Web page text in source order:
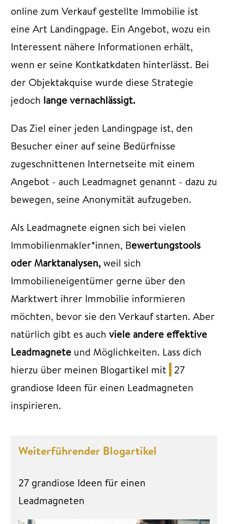
online zum Verkauf gestellte Immobilie ist
eine Art Landingpage. Ein Angebot, wozu ein
Interessent nähere Informationen erhält,
wenn er seine Kontkatkdaten hinterlässt. Bei
der Objektakquise wurde diese Strategie
jedoch lange vernachlässigt.
Das Ziel einer jeden Landingpage ist, den
Besucher einer auf seine Bedürfnisse
zugeschnittenen Internetseite mit einem
Angebot - auch Leadmagnet genannt - dazu zu
bewegen, seine Anonymität aufzugeben.
Als Leadmagnete eignen sich bei vielen
Immobilienmakler*innen, Bewertungstools
oder Marktanalysen,weil sich
Immobilieneigentümer gerne über den
Marktwert ihrer Immobilie informieren
möchten, bevor sie den Verkauf starten. Aber
natürlich gibt es auch viele andere effektive
Leadmagnete und Möglichkeiten. Lass dich
hierzu über meinen Blogartikel mit
27
grandiose Ideen für einen Leadmagneten
inspirieren.
Weiterführender Blogartikel
27 grandiose Ideen für einen
Leadmagneten